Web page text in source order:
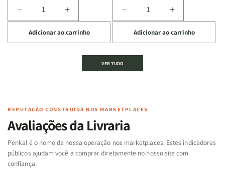
Diminuir
a
quantidade
de
Cartas
Famílias
Bíblia
-
Penkal
Aumentar
a
quantidade
de
Jogo
Cartas
Famílias
da
Bíblia
-
Penkal
Adicionar ao carrinho
Diminuir
a
quantidade
de
Jogo
|
de
Aumentar
a
quantidade
de
|
Adicionar ao carrinho
VER TUDO
REPUTAÇÃO CONSTRUÍDA NOS MARKETPLACES
Avaliações da Livraria
Penkal é o nome da nossa operação nos marketplaces. Estes indicadores
públicos ajudam você a comprar diretamente no nosso site com
confiança.